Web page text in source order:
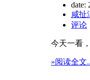
date:
咸扯
评论
今天一看
»阅读全文